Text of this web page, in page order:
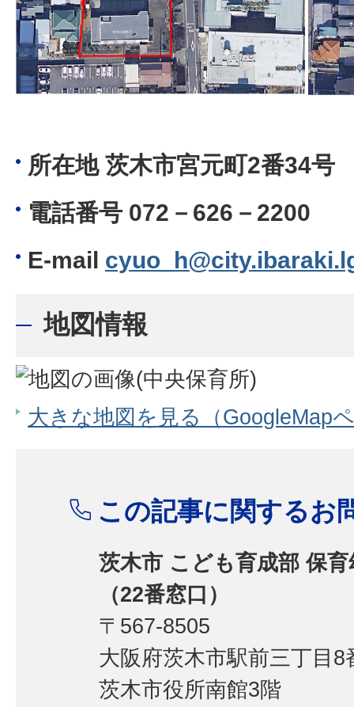
所在地 茨木市宮元町2番34号
電話番号 072－626－2200
E‐mail
地図情報
大きな地図を見る（GoogleMap
この記事に関するお
茨木市 こども育成部 保
（22番窓口）
〒567-8505
大阪府茨木市駅前三丁目8
茨木市役所南館3階